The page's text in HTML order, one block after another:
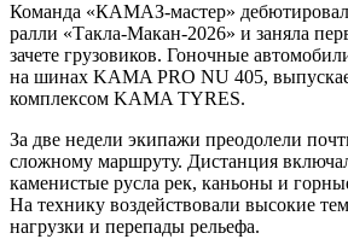
Команда «КАМАЗ-мастер»
ралли «Такла-Макан-2026» и заняла
зачете грузовиков. Гоночные
на шинах KAMA PRO NU 405,
комплексом KAMA TYRES.
За две недели экипажи преодолели
сложному маршруту. Дистанция
каменистые русла рек, каньоны и
На технику воздействовали высокие
нагрузки и перепады рельефа.